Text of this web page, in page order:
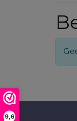
9,6